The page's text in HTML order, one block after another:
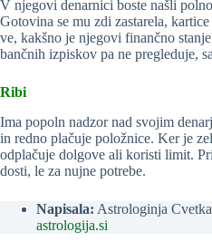
V njegovi denarnici boste našli
Gotovina se mu zdi zastarela,
ve, kakšno je njegovi finančno
bančnih izpiskov pa ne pregleduje,
Ribi
Ima popoln nadzor nad svojim
in redno plačuje položnice. Ker je
odplačuje dolgove ali koristi limit.
dosti, le za nujne potrebe.
Napisala: Astrologinja
astrologija.si